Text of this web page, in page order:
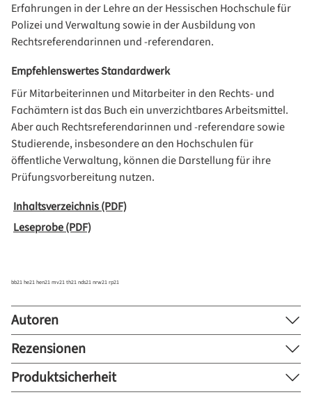
Erfahrungen in der Lehre an der Hessischen Hochschule für
Polizei und Verwaltung sowie in der Ausbildung von
Rechtsreferendarinnen und -referendaren.
Empfehlenswertes Standardwerk
Für Mitarbeiterinnen und Mitarbeiter in den Rechts- und
Fachämtern ist das Buch ein unverzichtbares Arbeitsmittel.
Aber auch Rechtsreferendarinnen und -referendare sowie
Studierende, insbesondere an den Hochschulen für
öffentliche Verwaltung, können die Darstellung für ihre
Prüfungsvorbereitung nutzen.
Inhaltsverzeichnis (PDF)
Leseprobe (PDF)
bb21he21hen21mv21th21nds21nrw21rp21
Autoren
Rezensionen
Produktsicherheit